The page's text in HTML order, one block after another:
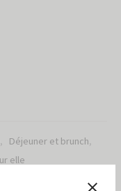
, Déjeuner et brunch,
elle